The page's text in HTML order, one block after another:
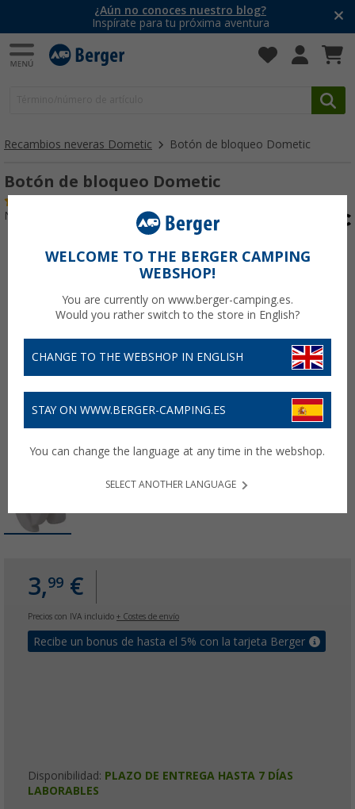
¿Aún no conoces nuestro blog?
Inspírate para tu próxima aventura
Recambios neveras Dometic Botón de bloqueo Dometic
Botón de bloqueo Dometic
Nº de artículo 110200
3,99 €
Precios con IVA incluido + Costes de envío
Recibe un bonus de hasta el 5% con la tarjeta Berger
Disponibilidad: PLAZO DE ENTREGA HASTA 7 DÍAS
LABORABLES
WELCOME TO THE BERGER CAMPING
WEBSHOP!
You are currently on www.berger-camping.es.
Would you rather switch to the store in English?
CHANGE TO THE WEBSHOP IN ENGLISH
STAY ON WWW.BERGER-CAMPING.ES
You can change the language at any time in the webshop.
SELECT ANOTHER LANGUAGE